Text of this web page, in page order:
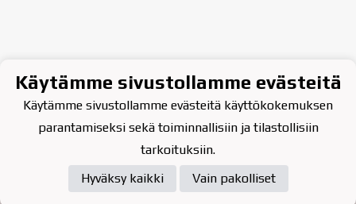
Tietosuojaseloste
Käytämme sivustollamme evästeitä
Käytämme sivustollamme evästeitä käyttökokemuksen
parantamiseksi sekä toiminnallisiin ja tilastollisiin
tarkoituksiin.
Hyväksy kaikki
Vain pakolliset